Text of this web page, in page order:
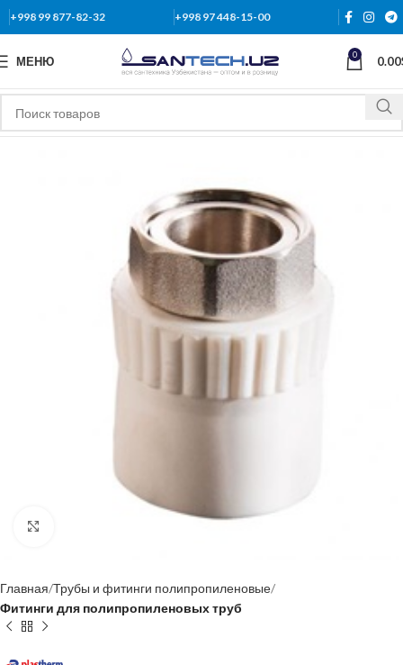
+998 99 877-82-32 +998 97 448-15-00
МЕНЮ 0 0.00
Главная Трубы и фитинги полипропиленовые
Фитинги для полипропиленовых труб